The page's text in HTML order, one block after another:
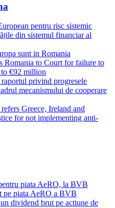
pentru risc sistemic
din sistemul financiar al
sunt in Romania
Romania to Court for failure to
€92 million
privind progresele
mecanismului de cooperare
Greece, Ireland and
for not implementing anti-
piata AeRO, la BVB
pe piata AeRO a BVB
dividend brut pe actiune de